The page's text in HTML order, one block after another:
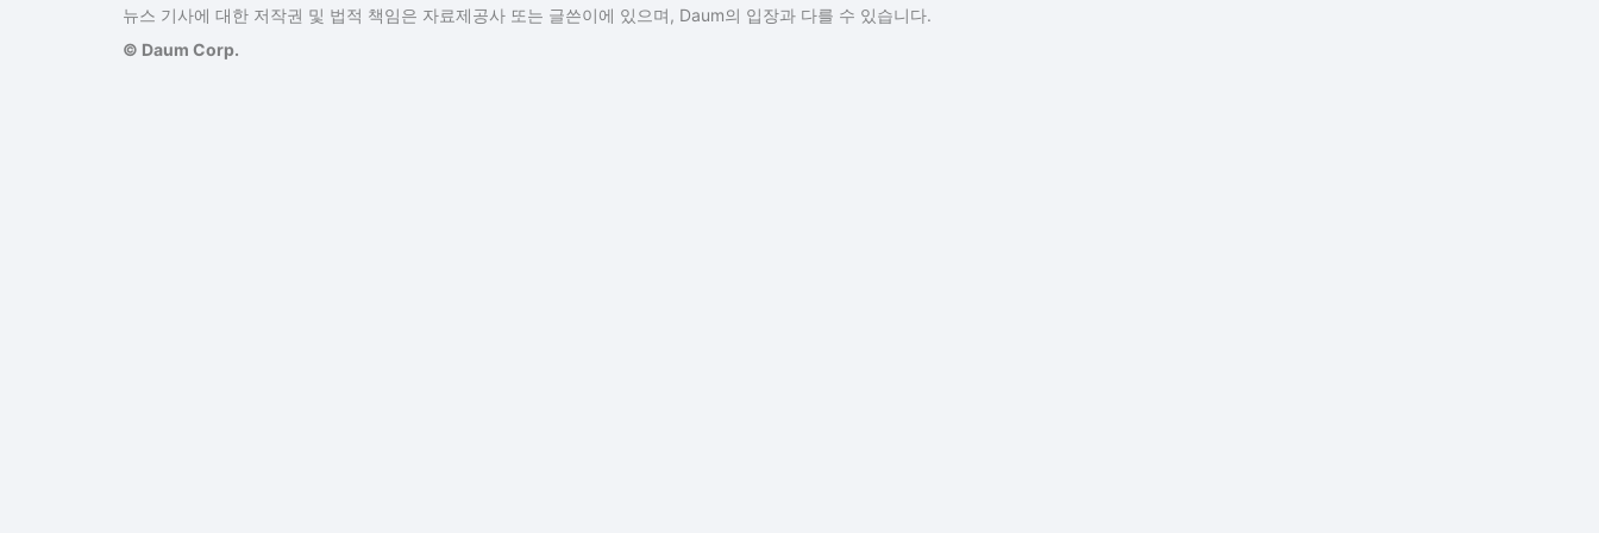
뉴스 기사에 대한 저작권 및 법적 책임은 자료제공사 또는 글쓴이에 있으며, Daum의 입장과 다를 수 있습니다.
© Daum Corp.